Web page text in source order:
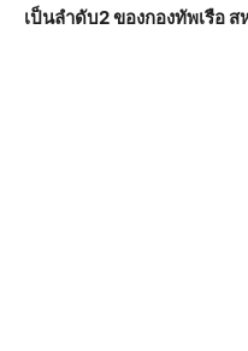
เป็นลำดับ2 ของกองทัพเรือ ส